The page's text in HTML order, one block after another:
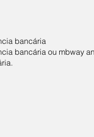
bancária
bancária ou mbway